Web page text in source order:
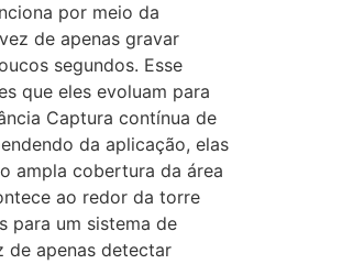
por meio da
de apenas gravar
segundos. Esse
que eles evoluam para
Captura contínua de
da aplicação, elas
ampla cobertura da área
ao redor da torre
para um sistema de
de apenas detectar